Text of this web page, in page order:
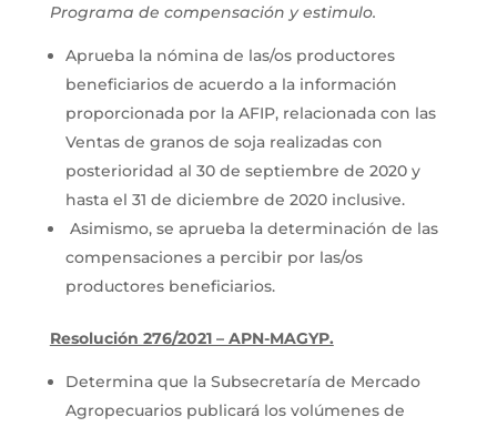
Programa de compensación y estimulo.
Aprueba la nómina de las/os productores
beneficiarios de acuerdo a la información
proporcionada por la AFIP, relacionada con las
Ventas de granos de soja realizadas con
posterioridad al 30 de septiembre de 2020 y
hasta el 31 de diciembre de 2020 inclusive.
Asimismo, se aprueba la determinación de las
compensaciones a percibir por las/os
productores beneficiarios.
Resolución 276/2021 – APN-MAGYP.
Determina que la Subsecretaría de Mercado
Agropecuarios publicará los volúmenes de